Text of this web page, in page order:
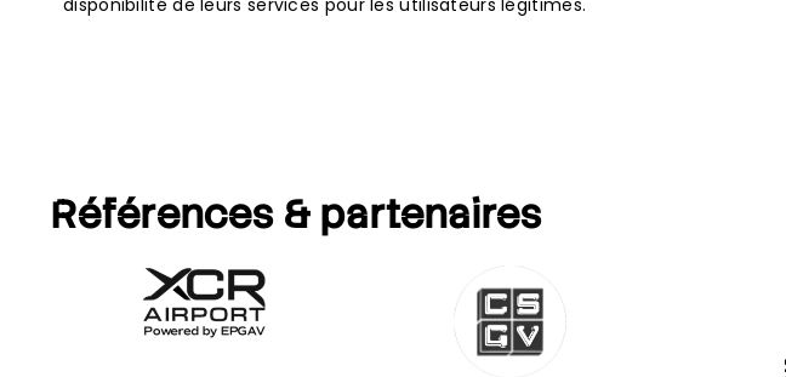
disponibilité de leurs services pour les utilisateurs légitimes.
Références & partenaires